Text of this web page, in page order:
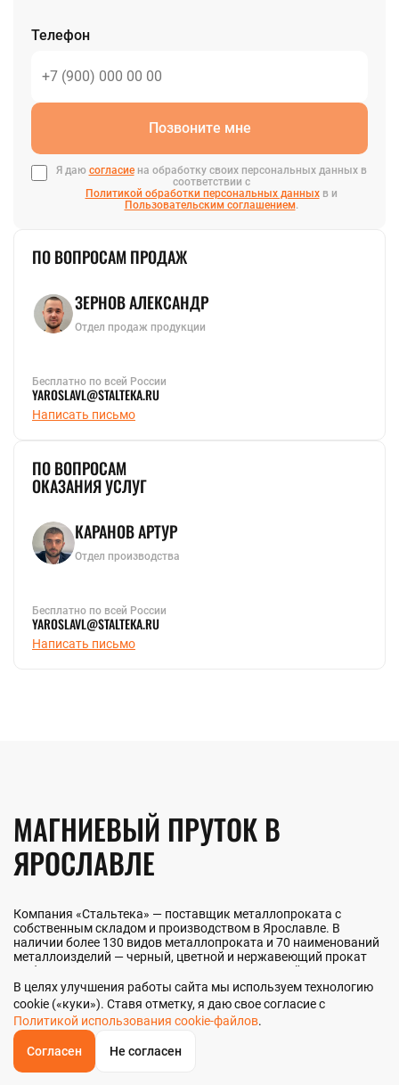
ОБРАТНЫЙЗВОНОК
Телефон
Позвоните мне
Я даю согласиена обработку своих персональных данных в
соответствии с
Политикой обработки персональных данныхв и
Пользовательским соглашением.
ПО ВОПРОСАМ ПРОДАЖ
ЗЕРНОВ АЛЕКСАНДР
Отдел продаж продукции
Бесплатно по всей России
YAROSLAVL@STALTEKA.RU
Написать письмо
ПО ВОПРОСАМ
ОКАЗАНИЯ УСЛУГ
КАРАНОВ АРТУР
Отдел производства
Бесплатно по всей России
YAROSLAVL@STALTEKA.RU
Написать письмо
МАГНИЕВЫЙ ПРУТОК В
ЯРОСЛАВЛЕ
Компания «Стальтека» — поставщик металлопроката с
собственным складом и производством в Ярославле. В
наличии более 130 видов металлопроката и 70 наименований
металлоизделий — черный, цветной и нержавеющий прокат
любых типоразмеров. Мы реализуем магниевый пруток как
оптом, так и в розницу прямо со склада из наличия или под
заказ. Контроль качества на всех этапах — от входного
анализа до отгрузки.
НАШИ ПРЕИМУЩЕСТВА
Главная
В целях улучшения работы сайта мы используем технологию
cookie («куки»). Ставя отметку, я даю свое согласие с
Политикой использования cookie-файлов.
Согласен Не согласен